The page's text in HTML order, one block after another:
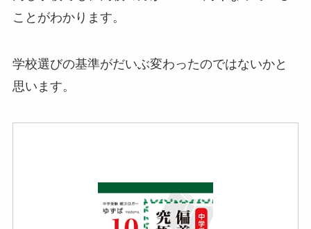
ことがわかります。
学校選びの基準がだいぶ変わったのではないかと
思います。